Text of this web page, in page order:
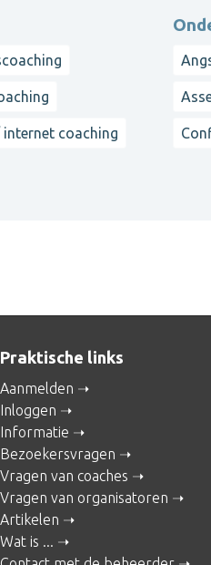
coaching
Praktische links
Aanmelden
Inloggen
Informatie
Bezoekersvragen
Vragen van coaches
Vragen van organisatoren
Artikelen
Wat is ...